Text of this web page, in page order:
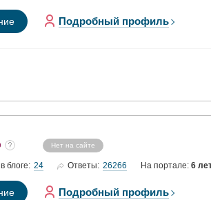
Подробный профиль
Нет на сайте
в блоге: 24 Ответы: 26266 На портале: 6
Подробный профиль